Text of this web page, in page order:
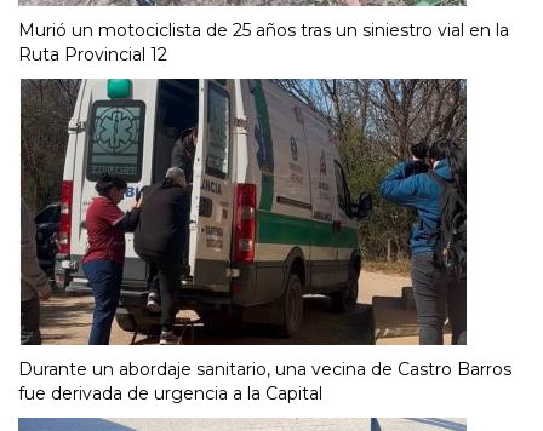
Murió un motociclista de 25 años tras un siniestro vial en la
Ruta Provincial 12
Durante un abordaje sanitario, una vecina de Castro Barros
fue derivada de urgencia a la Capital